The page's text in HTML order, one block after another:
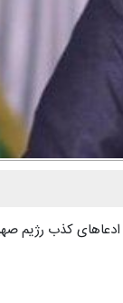
ادعاهای کذب رژیم